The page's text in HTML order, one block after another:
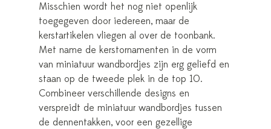
Misschien wordt het nog niet openlijk
toegegeven door iedereen, maar de
kerstartikelen vliegen al over de toonbank.
Met name de kerstornamenten in de vorm
van miniatuur wandbordjes zijn erg geliefd en
staan op de tweede plek in de top 10.
Combineer verschillende designs en
verspreidt de miniatuur wandbordjes tussen
de dennentakken, voor een gezellige